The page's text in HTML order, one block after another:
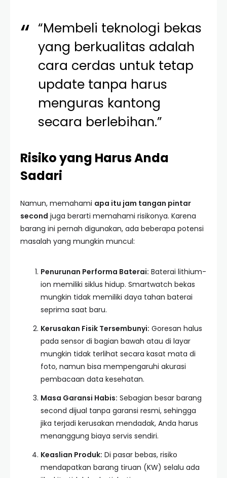
“Membeli teknologi bekas
yang berkualitas adalah
cara cerdas untuk tetap
update tanpa harus
menguras kantong
secara berlebihan.”
Risiko yang Harus Anda
Sadari
Namun, memahami apa itu jam tangan pintar
second juga berarti memahami risikonya. Karena
barang ini pernah digunakan, ada beberapa potensi
masalah yang mungkin muncul:
Penurunan Performa Baterai: Baterai lithium-
ion memiliki siklus hidup. Smartwatch bekas
mungkin tidak memiliki daya tahan baterai
seprima saat baru.
Kerusakan Fisik Tersembunyi: Goresan halus
pada sensor di bagian bawah atau di layar
mungkin tidak terlihat secara kasat mata di
foto, namun bisa mempengaruhi akurasi
pembacaan data kesehatan.
Masa Garansi Habis: Sebagian besar barang
second dijual tanpa garansi resmi, sehingga
jika terjadi kerusakan mendadak, Anda harus
menanggung biaya servis sendiri.
Keaslian Produk: Di pasar bebas, risiko
mendapatkan barang tiruan (KW) selalu ada